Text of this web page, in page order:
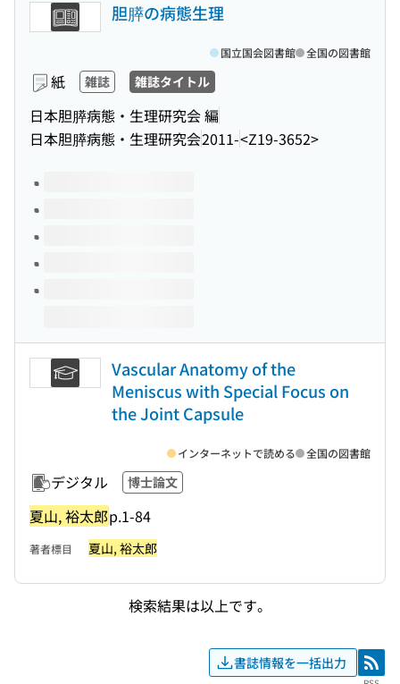
胆膵の病態生理
紙 雑誌 雑誌タイトル
日本胆膵病態・生理研究会 編
日本胆膵病態・生理研究会2011-<Z19-3652>
国立国会図書館 全国の図書館
このタイトルの巻号
Vascular Anatomy of the
Meniscus with Special Focus on
the Joint Capsule
デジタル 博士論文
夏山, 裕太郎p.1-84
インターネットで読める 全国の図書館
著者標目 夏山, 裕太郎
検索結果は以上です。
書誌情報を一括出力 RSS